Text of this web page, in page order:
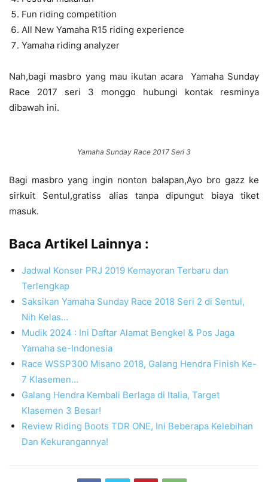
Fun riding competition
All New Yamaha R15 riding experience
Yamaha riding analyzer
Nah,bagi masbro yang mau ikutan acara Yamaha Sunday
Race 2017 seri 3 monggo hubungi kontak resminya
dibawah ini.
Yamaha Sunday Race 2017 Seri 3
Bagi masbro yang ingin nonton balapan,Ayo bro gazz ke
sirkuit Sentul,gratiss alias tanpa dipungut biaya tiket
masuk.
Baca Artikel Lainnya :
Jadwal Konser PRJ 2019 Kemayoran Terbaru dan
Terlengkap
Saksikan Yamaha Sunday Race 2018 Seri 2 di Sentul,
Nih Kelas…
Mudik 2024 : Ini Daftar Alamat Bengkel & Pos Jaga
Yamaha se-Indonesia
Race WSSP300 Misano 2018, Galang Hendra Finish Ke-
7 Klasemen…
Galang Hendra Kembali Berlaga di Italia, Target
Klasemen 3 Besar!
Review Riding Boots TDR ONE, Ini Beberapa Kelebihan
Dan Kekurangannya!